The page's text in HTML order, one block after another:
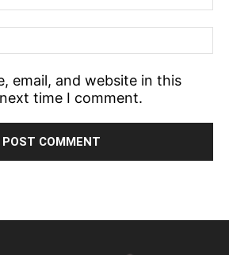
email, and website in this
time I comment.